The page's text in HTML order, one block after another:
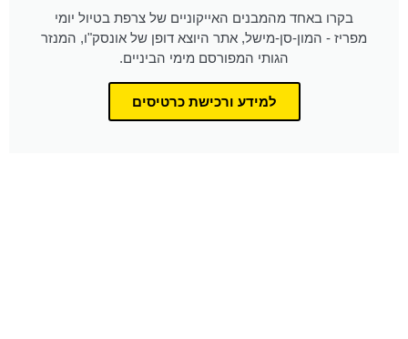
בקרו באחד מהמבנים האייקוניים של צרפת בטיול יומי
מפריז - המון-סן-מישל, אתר היוצא דופן של אונסק"ו, המנזר
הגותי המפורסם מימי הביניים.
למידע ורכישת כרטיסים